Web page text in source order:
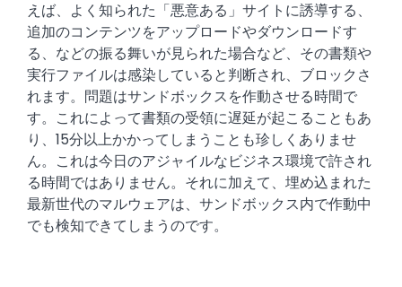
えば、よく知られた「悪意ある」サイトに誘導する、
追加のコンテンツをアップロードやダウンロードす
る、などの振る舞いが見られた場合など、その書類や
実行ファイルは感染していると判断され、ブロックさ
れます。問題はサンドボックスを作動させる時間で
す。これによって書類の受領に遅延が起こることもあ
り、15分以上かかってしまうことも珍しくありませ
ん。これは今日のアジャイルなビジネス環境で許され
る時間ではありません。それに加えて、埋め込まれた
最新世代のマルウェアは、サンドボックス内で作動中
でも検知できてしまうのです。